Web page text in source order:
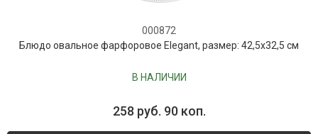
000872
Блюдо овальное фарфоровое Elegant, размер: 42,5х32,5 см
В НАЛИЧИИ
258 руб. 90 коп.